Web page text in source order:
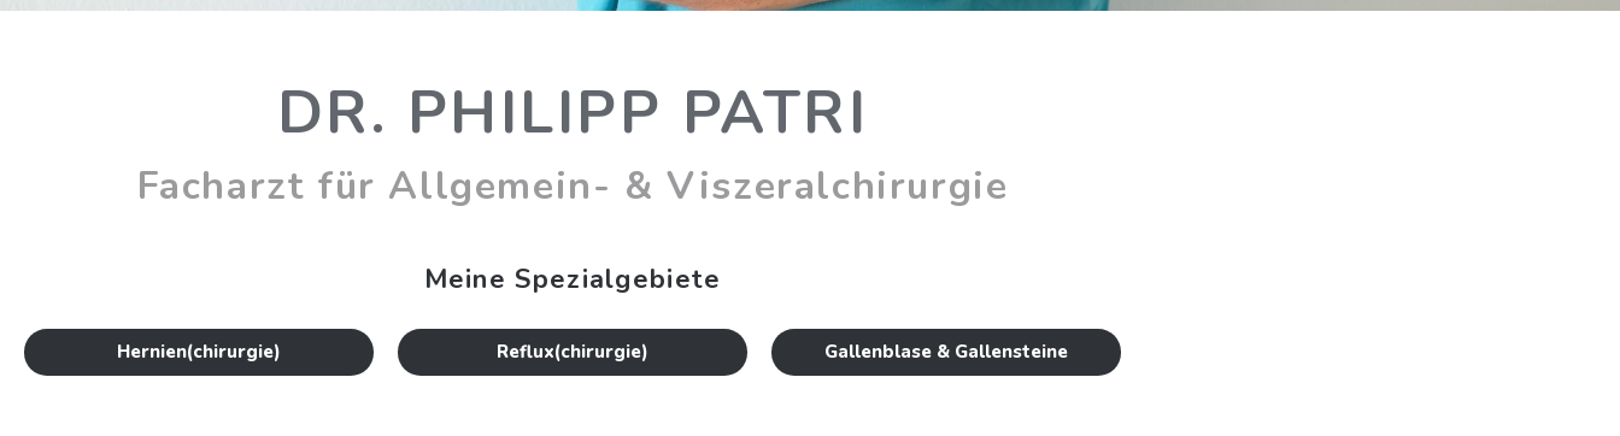
DR. PHILIPP PATRI
Facharzt für Allgemein- & Viszeralchirurgie
Meine Spezialgebiete
Hernien(chirurgie) Reflux(chirurgie) Gallenblase & Gallensteine